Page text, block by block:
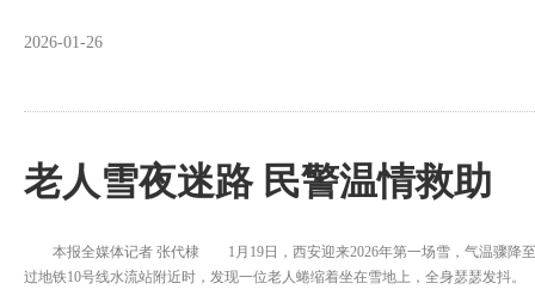
2026-01-26
老人雪夜迷路 民警温情救助
本报全媒体记者 张代棣 1月19日，西安迎来2026年第一场雪，气温骤降至
过地铁10号线水流站附近时，发现一位老人蜷缩着坐在雪地上，全身瑟瑟发